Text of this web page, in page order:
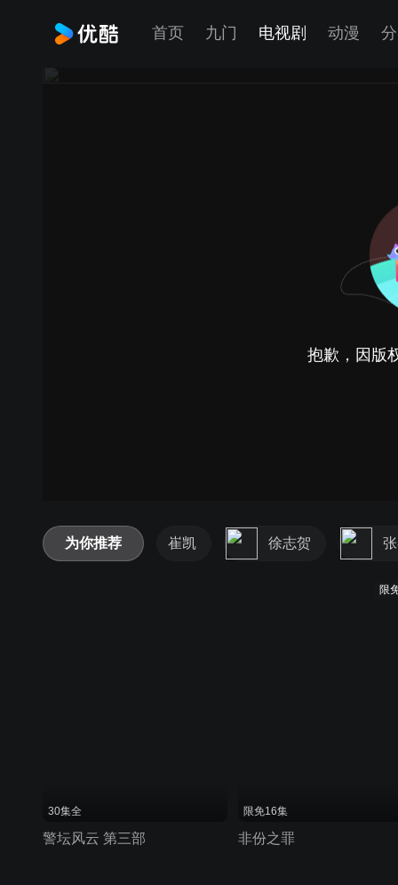
首页 九门 电视剧 动漫
抱歉，因版
为你推荐 崔凯 徐志贺
30集全
警坛风云 第三部
限
限免16集
非份之罪